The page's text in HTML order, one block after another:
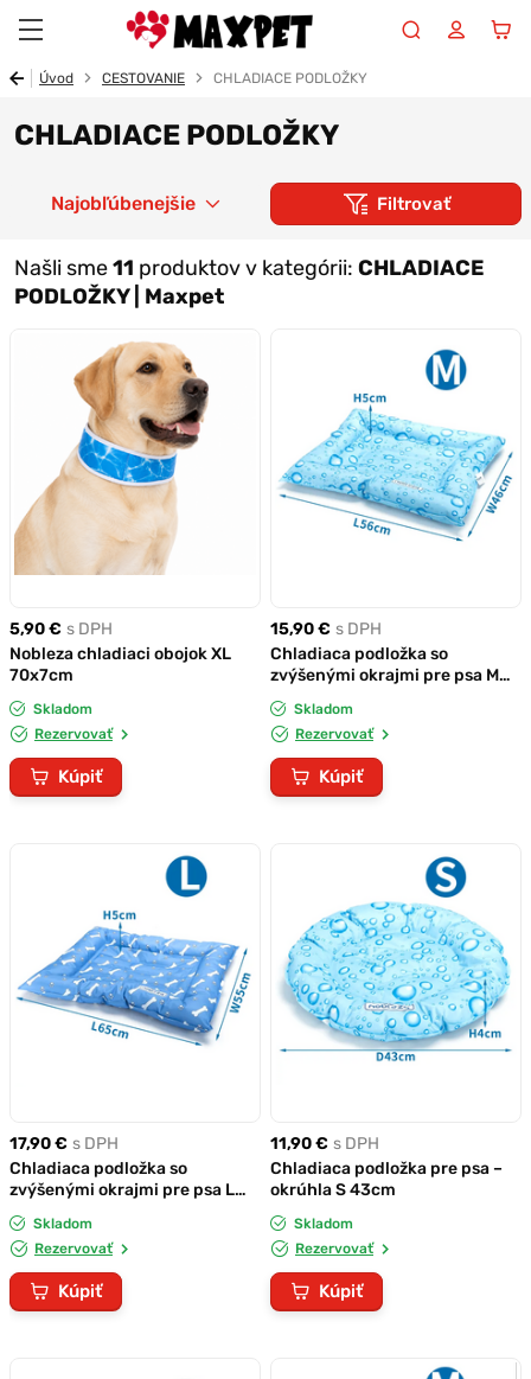
Úvod CESTOVANIE CHLADIACE PODLOŽKY
CHLADIACE PODLOŽKY
Filtrovať
Našli sme11 produktov v kategórii: CHLADIACE
PODLOŽKY | Maxpet
Najobľúbenejšie
5,90 € s DPH
Nobleza chladiaci obojok XL
70x7cm
Skladom
Rezervovať
Kúpiť
15,90 € s DPH
Chladiaca podložka so
zvýšenými okrajmi pre psa M
56x46cm
Skladom
Rezervovať
Kúpiť
17,90 € s DPH
Chladiaca podložka so
zvýšenými okrajmi pre psa L
65x55cm
Skladom
Rezervovať
Kúpiť
11,90 € s DPH
Chladiaca podložka pre psa –
okrúhla S 43cm
Skladom
Rezervovať
Kúpiť